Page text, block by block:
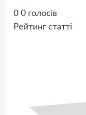
0 0 голосів
Рейтинг статті